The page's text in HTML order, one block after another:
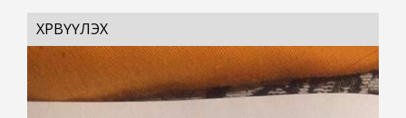
ХӨРВҮҮЛЭХ